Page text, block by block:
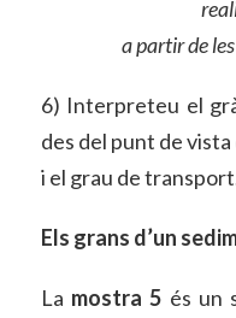
a partir de
6) Interpreteu el
des del punt de
i el grau de
Els grans d’un
La mostra 5 és un